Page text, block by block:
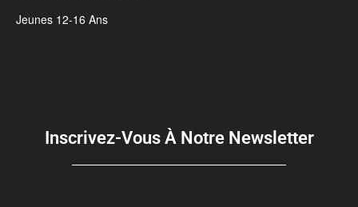
Jeunes 12-16 Ans
Inscrivez-Vous À Notre Newsletter